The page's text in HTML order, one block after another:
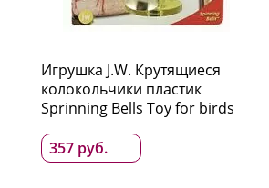
Игрушка J.W. Крутящиеся
колокольчики пластик
Sprinning Bells Toy for birds
357 руб.